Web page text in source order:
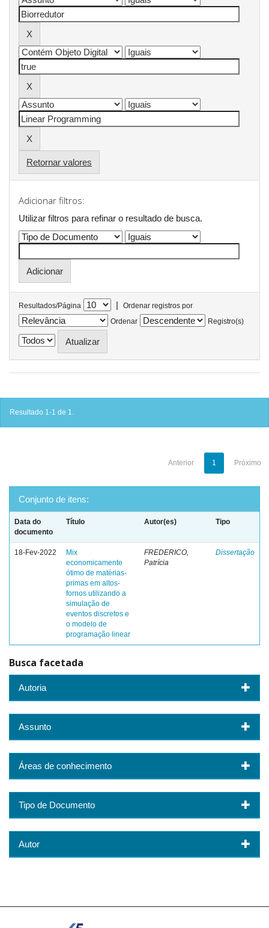
Retornar valores
Adicionar filtros:
Utilizar filtros para refinar o resultado de busca.
Resultados/Página |
Ordenar registros por
Ordenar
Registro(s)
Resultado 1-1 de 1.
Anterior 1 Próximo
Conjunto de itens:
Data do
documento
Título Autor(es) Tipo
18-Fev-2022
Mix
economicamente
ótimo de matérias-
primas em altos-
fornos utilizando a
simulação de
eventos discretos e
o modelo de
programação linear
FREDERICO,
Patrícia
Dissertação
Busca facetada
Autoria
Assunto
Áreas de conhecimento
Tipo de Documento
Autor